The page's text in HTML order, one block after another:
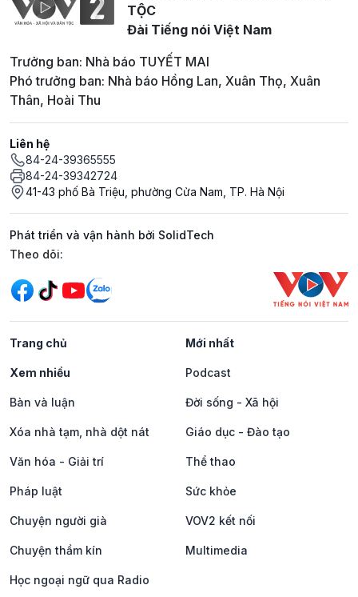
TỘC
Đài Tiếng nói Việt Nam
Trưởng ban: Nhà báo TUYẾT MAI
Phó trưởng ban: Nhà báo Hồng Lan, Xuân Thọ, Xuân
Thân, Hoài Thu
Liên hệ
84-24-39365555
84-24-39342724
41-43 phố Bà Triệu, phường Cửa Nam, TP. Hà Nội
Phát triển và vận hành bởi SolidTech
Mạng xã hội
Theo dõi:
Trang chủ Mới nhất
Xem nhiều Podcast
Bàn và luận Đời sống - Xã hội
Xóa nhà tạm, nhà dột nát Giáo dục - Đào tạo
Văn hóa - Giải trí Thể thao
Pháp luật Sức khỏe
Chuyện người già VOV2 kết nối
Chuyện thầm kín Multimedia
Học ngoại ngữ qua Radio